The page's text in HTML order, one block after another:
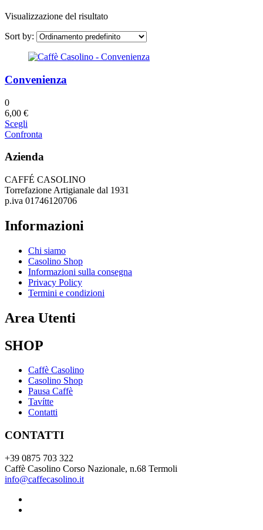
Visualizzazione del risultato
Sort by:
Convenienza
0
6,00 €
Scegli
prodotto
più
Le
opzioni
possono
nella
del
prodotto
Confronta
Azienda
CAFFÉ CASOLINO
Torrefazione Artigianale dal 1931
p.iva 01746120706
Informazioni
Chi siamo
Casolino Shop
Informazioni sulla consegna
Privacy Policy
Termini e condizioni
Area Utenti
SHOP
Caffè Casolino
Casolino Shop
Pausa Caffè
Tavítte
Contatti
CONTATTI
+39 0875 703 322
Caffè Casolino Corso Nazionale, n.68 Termoli
info@caffecasolino.it